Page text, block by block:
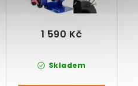
Skladem
1 590 Kč